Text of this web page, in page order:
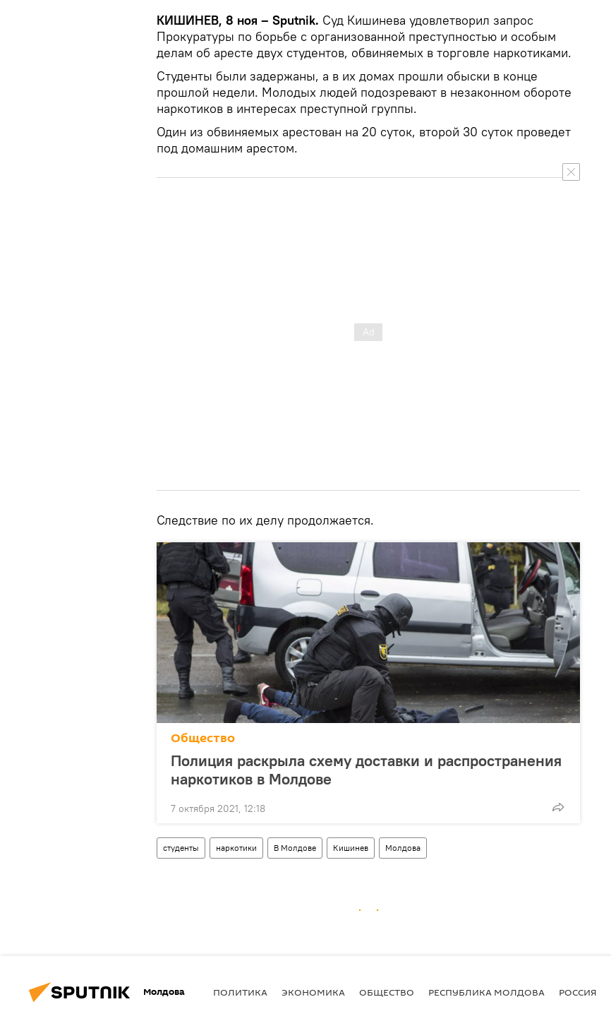
КИШИНЕВ, 8 ноя – Sputnik. Суд Кишинева удовлетворил запрос
Прокуратуры по борьбе с организованной преступностью и особым
делам об аресте двух студентов, обвиняемых в торговле наркотиками.
Студенты были задержаны, а в их домах прошли обыски в конце
прошлой недели. Молодых людей подозревают в незаконном обороте
наркотиков в интересах преступной группы.
Один из обвиняемых арестован на 20 суток, второй 30 суток проведет
под домашним арестом.
Следствие по их делу продолжается.
Общество
Полиция раскрыла схему доставки и распространения
наркотиков в Молдове
7 октября 2021, 12:18
студенты наркотики В Молдове Кишинев Молдова
Молдова ПОЛИТИКА ЭКОНОМИКА ОБЩЕСТВО РЕСПУБЛИКА МОЛДОВА РОССИЯ